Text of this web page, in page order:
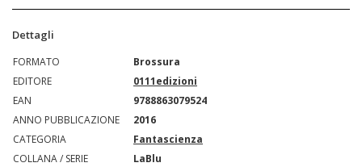
Dettagli
FORMATO
Brossura
EDITORE
0111edizioni
EAN
9788863079524
ANNO PUBBLICAZIONE
2016
CATEGORIA
Fantascienza
COLLANA / SERIE
LaBlu